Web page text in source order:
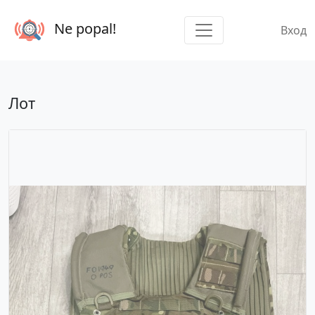
Ne popal! Вход
Лот